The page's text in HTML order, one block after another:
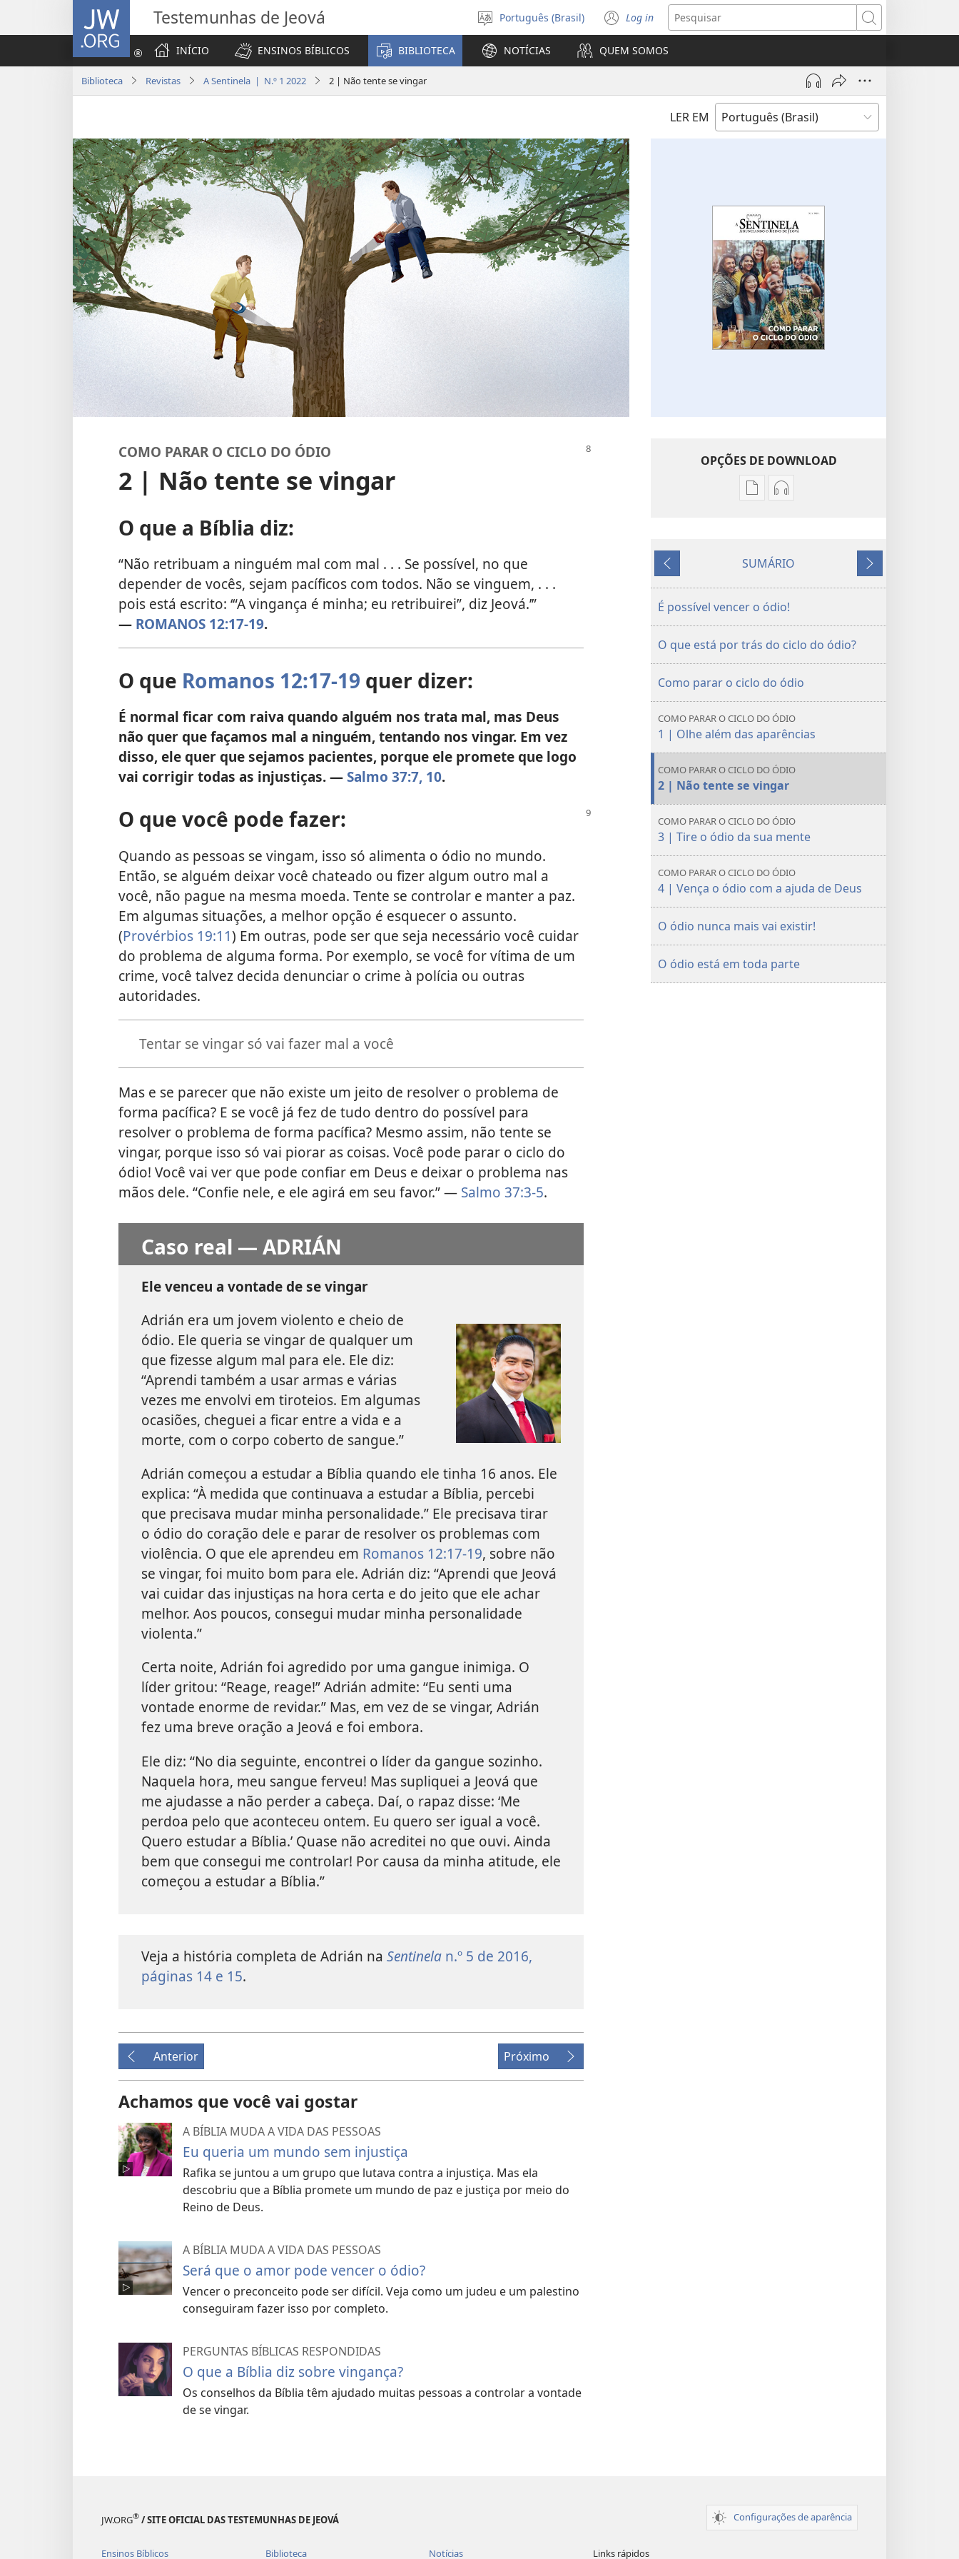
JW.ORG Testemunhas de Jeová
Selecione
o
idioma
Português (Brasil) Log in
(abre
nova
janela)
Pesquisar
INÍCIO
ENSINOS BÍBLICOS BIBLIOTECA NOTÍCIAS QUEM SOMOS
Biblioteca Revistas A Sentinela | N.º 1 2022 2 | Não tente se vingar
LER EM
COMO PARAR O CICLO DO ÓDIO
2 | Não tente se vingar
O que a Bíblia diz:
“Não retribuam a ninguém mal com mal . . . Se possível, no que
depender de vocês, sejam pacíficos com todos. Não se vinguem, . . .
pois está escrito: ‘“A vingança é minha; eu retribuirei”, diz Jeová.’”
— ROMANOS 12:17-19.
O que Romanos 12:17-19 quer dizer:
É normal ficar com raiva quando alguém nos trata mal, mas Deus
não quer que façamos mal a ninguém, tentando nos vingar. Em vez
disso, ele quer que sejamos pacientes, porque ele promete que logo
vai corrigir todas as injustiças. — Salmo 37:7, 10.
O que você pode fazer:
Quando as pessoas se vingam, isso só alimenta o ódio no mundo.
Então, se alguém deixar você chateado ou fizer algum outro mal a
você, não pague na mesma moeda. Tente se controlar e manter a paz.
Em algumas situações, a melhor opção é esquecer o assunto.
(Provérbios 19:11) Em outras, pode ser que seja necessário você cuidar
do problema de alguma forma. Por exemplo, se você for vítima de um
crime, você talvez decida denunciar o crime à polícia ou outras
autoridades.
Tentar se vingar só vai fazer mal a você
Mas e se parecer que não existe um jeito de resolver o problema de
forma pacífica? E se você já fez de tudo dentro do possível para
resolver o problema de forma pacífica? Mesmo assim, não tente se
vingar, porque isso só vai piorar as coisas. Você pode parar o ciclo do
ódio! Você vai ver que pode confiar em Deus e deixar o problema nas
mãos dele. “Confie nele, e ele agirá em seu favor.” — Salmo 37:3-5.
Caso real — ADRIÁN
Ele venceu a vontade de se vingar
Adrián era um jovem violento e cheio de
ódio. Ele queria se vingar de qualquer um
que fizesse algum mal para ele. Ele diz:
“Aprendi também a usar armas e várias
vezes me envolvi em tiroteios. Em algumas
ocasiões, cheguei a ficar entre a vida e a
morte, com o corpo coberto de sangue.”
Adrián começou a estudar a Bíblia quando ele tinha 16 anos. Ele
explica: “À medida que continuava a estudar a Bíblia, percebi
que precisava mudar minha personalidade.” Ele precisava tirar
o ódio do coração dele e parar de resolver os problemas com
violência. O que ele aprendeu em Romanos 12:17-19, sobre não
se vingar, foi muito bom para ele. Adrián diz: “Aprendi que Jeová
vai cuidar das injustiças na hora certa e do jeito que ele achar
melhor. Aos poucos, consegui mudar minha personalidade
violenta.”
Certa noite, Adrián foi agredido por uma gangue inimiga. O
líder gritou: “Reage, reage!” Adrián admite: “Eu senti uma
vontade enorme de revidar.” Mas, em vez de se vingar, Adrián
fez uma breve oração a Jeová e foi embora.
Ele diz: “No dia seguinte, encontrei o líder da gangue sozinho.
Naquela hora, meu sangue ferveu! Mas supliquei a Jeová que
me ajudasse a não perder a cabeça. Daí, o rapaz disse: ‘Me
perdoa pelo que aconteceu ontem. Eu quero ser igual a você.
Quero estudar a Bíblia.’ Quase não acreditei no que ouvi. Ainda
bem que consegui me controlar! Por causa da minha atitude, ele
começou a estudar a Bíblia.”
Veja a história completa de Adrián na Sentinela n.º 5 de 2016,
páginas 14 e 15.
Anterior Próximo
Achamos que você vai gostar
A BÍBLIA MUDA A VIDA DAS PESSOAS
Eu queria um mundo sem injustiça
Rafika se juntou a um grupo que lutava contra a injustiça. Mas ela
descobriu que a Bíblia promete um mundo de paz e justiça por meio do
Reino de Deus.
A BÍBLIA MUDA A VIDA DAS PESSOAS
Será que o amor pode vencer o ódio?
Vencer o preconceito pode ser difícil. Veja como um judeu e um palestino
conseguiram fazer isso por completo.
PERGUNTAS BÍBLICAS RESPONDIDAS
O que a Bíblia diz sobre vingança?
Os conselhos da Bíblia têm ajudado muitas pessoas a controlar a vontade
de se vingar.
OPÇÕES DE DOWNLOAD
Opções
publicações
SENTINELA
Como
o
ciclo
do
ódio
Opções
áudio
SENTINELA
Como
o
ciclo
do
ódio
Anterior
SUMÁRIO
Próximo
É possível vencer o ódio!
O que está por trás do ciclo do ódio?
Como parar o ciclo do ódio
COMO PARAR O CICLO DO ÓDIO
1 | Olhe além das aparências
COMO PARAR O CICLO DO ÓDIO
2 | Não tente se vingar
COMO PARAR O CICLO DO ÓDIO
3 | Tire o ódio da sua mente
COMO PARAR O CICLO DO ÓDIO
4 | Vença o ódio com a ajuda de Deus
O ódio nunca mais vai existir!
O ódio está em toda parte
JW.ORG® / SITE OFICIAL DAS TESTEMUNHAS DE JEOVÁ Configurações de aparência
Ensinos Bíblicos Biblioteca Notícias Links rápidos